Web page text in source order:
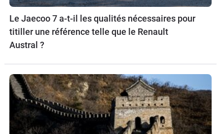
Le Jaecoo 7 a-t-il les qualités nécessaires pour
titiller une référence telle que le Renault
Austral ?